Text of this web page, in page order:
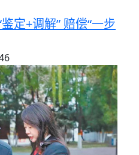
定+调解” 赔偿“一步